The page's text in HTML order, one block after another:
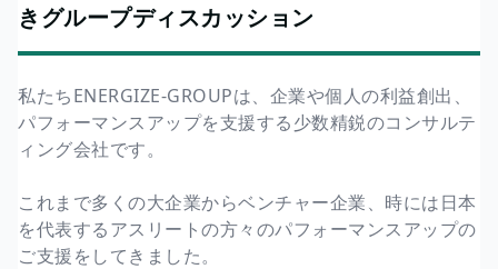
きグループディスカッション
私たちENERGIZE-GROUPは、企業や個人の利益創出、
パフォーマンスアップを支援する少数精鋭のコンサルテ
ィング会社です。
これまで多くの大企業からベンチャー企業、時には日本
を代表するアスリートの方々のパフォーマンスアップの
ご支援をしてきました。